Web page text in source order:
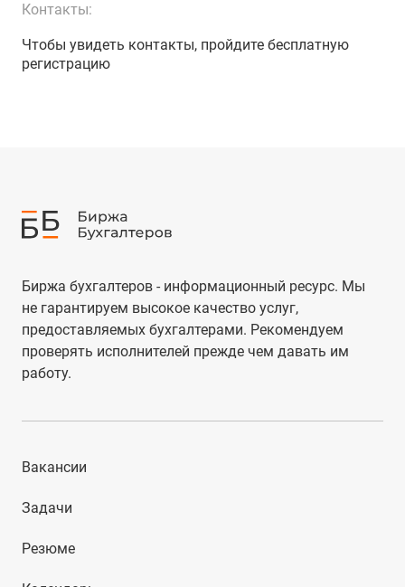
Контакты:
Чтобы увидеть контакты, пройдите бесплатную
регистрацию
Биржа бухгалтеров - информационный ресурс. Мы
не гарантируем высокое качество услуг,
предоставляемых бухгалтерами. Рекомендуем
проверять исполнителей прежде чем давать им
работу.
Вакансии
Задачи
Резюме